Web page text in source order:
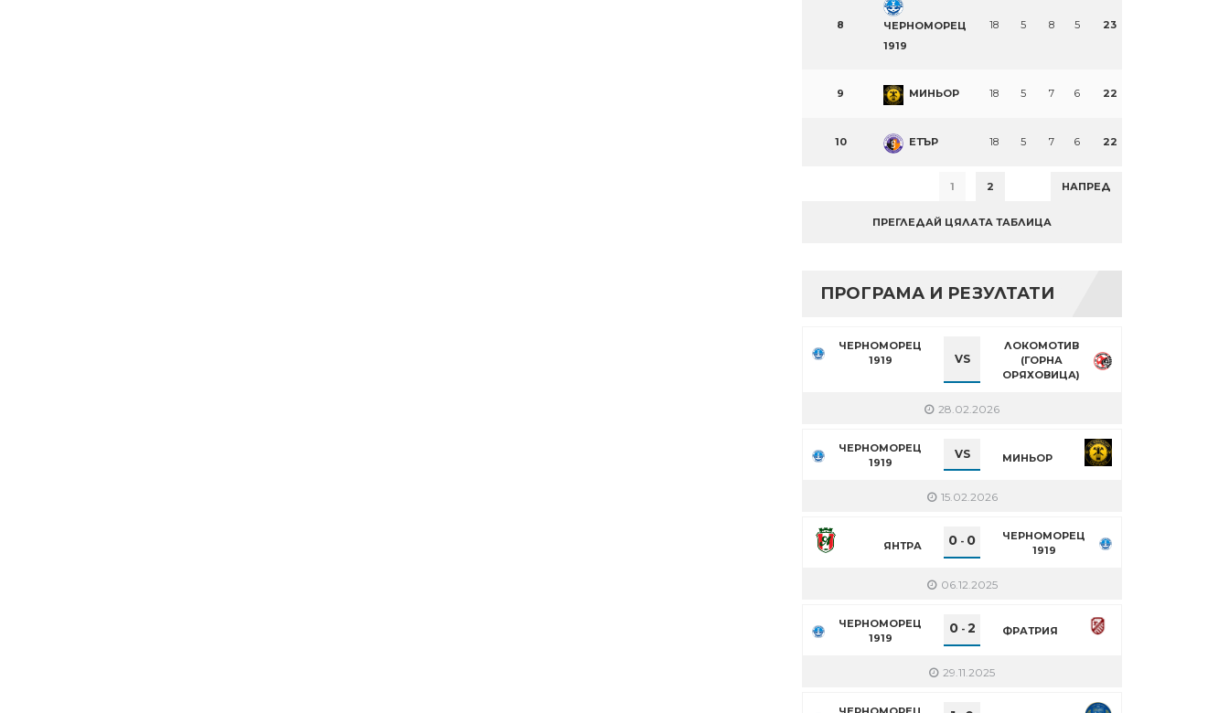
8
ЧЕРНОМОРЕЦ
1919
18 5 8 5 23
9 МИНЬОР 18 5 7 6 22
10 ЕТЪР 18 5 7 6 22
1 2 НАПРЕД
ПРЕГЛЕДАЙ ЦЯЛАТА ТАБЛИЦА
ПРОГРАМА И РЕЗУЛТАТИ
ЧЕРНОМОРЕЦ
1919
VS
ЛОКОМОТИВ
(ГОРНА
ОРЯХОВИЦА)
28.02.2026
ЧЕРНОМОРЕЦ
1919
VS МИНЬОР
15.02.2026
ЯНТРА 0 - 0
ЧЕРНОМОРЕЦ
1919
06.12.2025
ЧЕРНОМОРЕЦ
1919
0- 2 ФРАТРИЯ
29.11.2025